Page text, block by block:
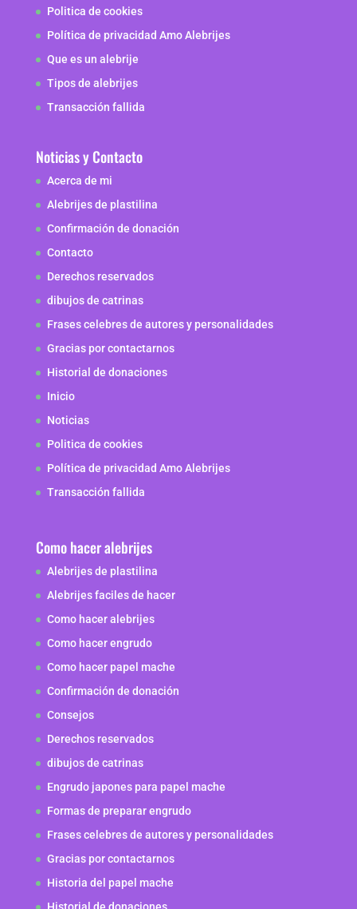
Politica de cookies
Política de privacidad Amo Alebrijes
Que es un alebrije
Tipos de alebrijes
Transacción fallida
Noticias y Contacto
Acerca de mi
Alebrijes de plastilina
Confirmación de donación
Contacto
Derechos reservados
dibujos de catrinas
Frases celebres de autores y personalidades
Gracias por contactarnos
Historial de donaciones
Inicio
Noticias
Politica de cookies
Política de privacidad Amo Alebrijes
Transacción fallida
Como hacer alebrijes
Alebrijes de plastilina
Alebrijes faciles de hacer
Como hacer alebrijes
Como hacer engrudo
Como hacer papel mache
Confirmación de donación
Consejos
Derechos reservados
dibujos de catrinas
Engrudo japones para papel mache
Formas de preparar engrudo
Frases celebres de autores y personalidades
Gracias por contactarnos
Historia del papel mache